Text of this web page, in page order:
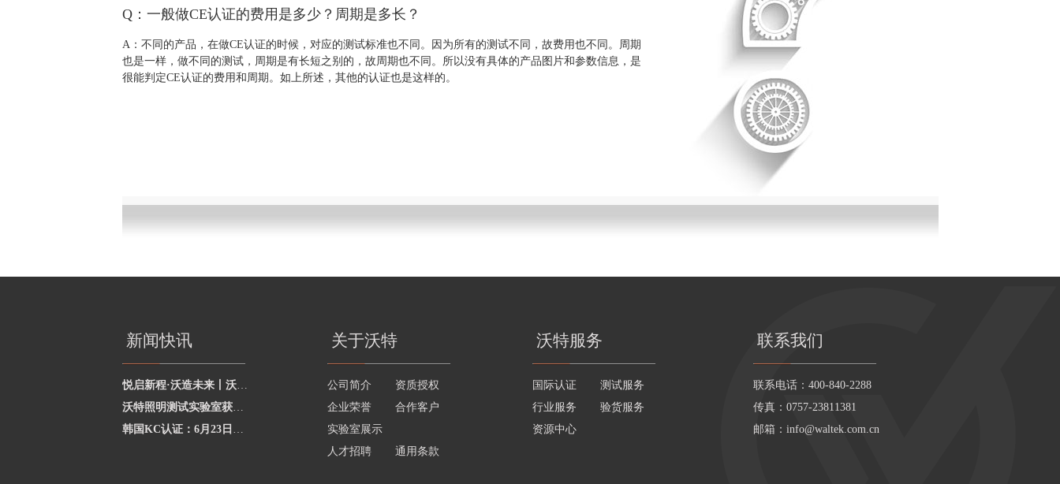
Q：一般做CE认证的费用是多少？周期是多长？
A：不同的产品，在做CE认证的时候，对应的测试标准也不同。因为所有的测试不同，故费用也不同。周期
也是一样，做不同的测试，周期是有长短之别的，故周期也不同。所以没有具体的产品图片和参数信息，是
很能判定CE认证的费用和周期。如上所述，其他的认证也是这样的。
新闻快讯
悦启新程·沃造未来丨沃特学院2026年度讲师聘任暨2025年度优秀讲师颁奖活动圆
沃特照明测试实验室获澳洲灯具最新标准CNAS资质，助力企业合规出海澳洲市场
韩国KC认证：6月23日起将执行更严格的网络摄像头安全要求
关于沃特
公司简介
资质授权
企业荣誉
合作客户
实验室展示
人才招聘
通用条款
沃特服务
国际认证
测试服务
行业服务
验货服务
资源中心
联系我们
联系电话：400-840-2288
传真：0757-23811381
邮箱： info@waltek.com.cn